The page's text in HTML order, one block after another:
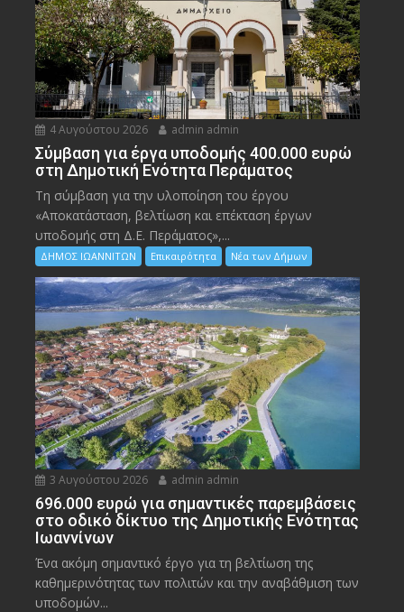
4 Αυγούστου 2026 admin admin
Σύμβαση για έργα υποδομής 400.000 ευρώ
στη Δημοτική Ενότητα Περάματος
Τη σύμβαση για την υλοποίηση του έργου
«Αποκατάσταση, βελτίωση και επέκταση έργων
υποδομής στη Δ.Ε. Περάματος»,...
ΔΗΜΟΣ ΙΩΑΝΝΙΤΩΝ Επικαιρότητα Νέα των Δήμων
3 Αυγούστου 2026 admin admin
696.000 ευρώ για σημαντικές παρεμβάσεις
στο οδικό δίκτυο της Δημοτικής Ενότητας
Ιωαννίνων
Ένα ακόμη σημαντικό έργο για τη βελτίωση της
καθημερινότητας των πολιτών και την αναβάθμιση των
υποδομών...